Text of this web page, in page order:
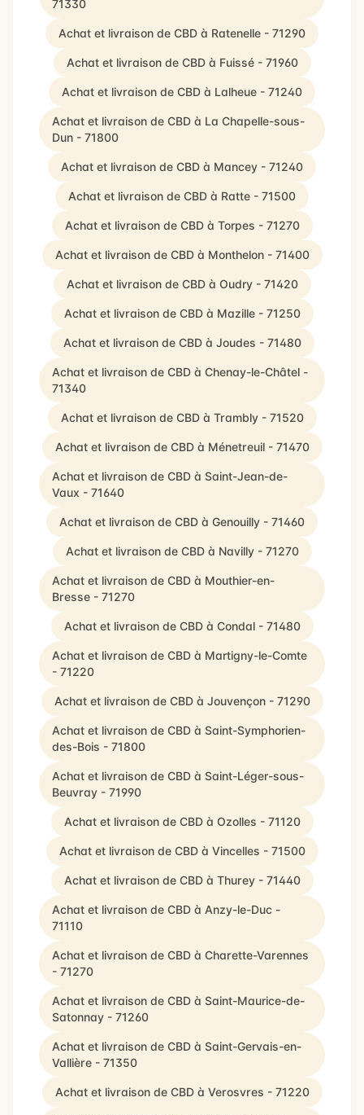
71330
Achat et livraison de CBD à Ratenelle - 71290
Achat et livraison de CBD à Fuissé - 71960
Achat et livraison de CBD à Lalheue - 71240
Achat et livraison de CBD à La Chapelle-sous-
Dun - 71800
Achat et livraison de CBD à Mancey - 71240
Achat et livraison de CBD à Ratte - 71500
Achat et livraison de CBD à Torpes - 71270
Achat et livraison de CBD à Monthelon - 71400
Achat et livraison de CBD à Oudry - 71420
Achat et livraison de CBD à Mazille - 71250
Achat et livraison de CBD à Joudes - 71480
Achat et livraison de CBD à Chenay-le-Châtel -
71340
Achat et livraison de CBD à Trambly - 71520
Achat et livraison de CBD à Ménetreuil - 71470
Achat et livraison de CBD à Saint-Jean-de-
Vaux - 71640
Achat et livraison de CBD à Genouilly - 71460
Achat et livraison de CBD à Navilly - 71270
Achat et livraison de CBD à Mouthier-en-
Bresse - 71270
Achat et livraison de CBD à Condal - 71480
Achat et livraison de CBD à Martigny-le-Comte
- 71220
Achat et livraison de CBD à Jouvençon - 71290
Achat et livraison de CBD à Saint-Symphorien-
des-Bois - 71800
Achat et livraison de CBD à Saint-Léger-sous-
Beuvray - 71990
Achat et livraison de CBD à Ozolles - 71120
Achat et livraison de CBD à Vincelles - 71500
Achat et livraison de CBD à Thurey - 71440
Achat et livraison de CBD à Anzy-le-Duc -
71110
Achat et livraison de CBD à Charette-Varennes
- 71270
Achat et livraison de CBD à Saint-Maurice-de-
Satonnay - 71260
Achat et livraison de CBD à Saint-Gervais-en-
Vallière - 71350
Achat et livraison de CBD à Verosvres - 71220